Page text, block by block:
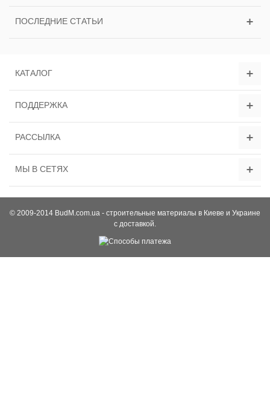
ПОСЛЕДНИЕ СТАТЬИ
КАТАЛОГ
ПОДДЕРЖКА
РАССЫЛКА
МЫ В СЕТЯХ
© 2009-2014 BudM.com.ua - строительные материалы в Киеве и Украине
с доставкой.